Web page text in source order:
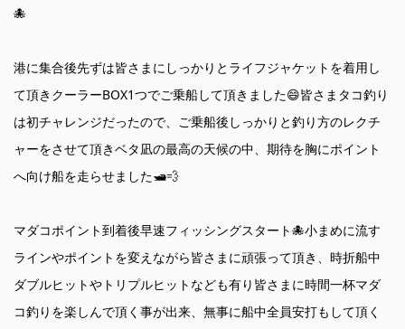
🐙
港に集合後先ずは皆さまにしっかりとライフジャケットを着用し
て頂きクーラーBOX1つでご乗船して頂きました😄皆さまタコ釣り
は初チャレンジだったので、ご乗船後しっかりと釣り方のレクチ
ャーをさせて頂きベタ凪の最高の天候の中、期待を胸にポイント
へ向け船を走らせました🛥️💨
マダコポイント到着後早速フィッシングスタート🐙小まめに流す
ラインやポイントを変えながら皆さまに頑張って頂き、時折船中
ダブルヒットやトリプルヒットなども有り皆さまに時間一杯マダ
コ釣りを楽しんで頂く事が出来、無事に船中全員安打もして頂く